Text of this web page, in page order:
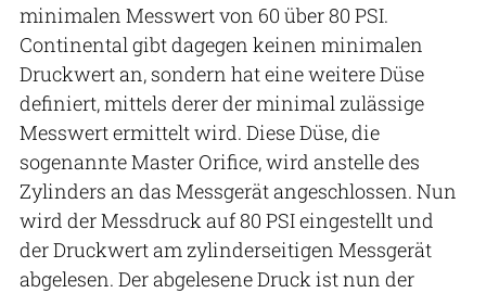
minimalen Messwert von 60 über 80 PSI.
Continental gibt dagegen keinen minimalen
Druckwert an, sondern hat eine weitere Düse
definiert, mittels derer der minimal zulässige
Messwert ermittelt wird. Diese Düse, die
sogenannte Master Orifice, wird anstelle des
Zylinders an das Messgerät angeschlossen. Nun
wird der Messdruck auf 80 PSI eingestellt und
der Druckwert am zylinderseitigen Messgerät
abgelesen. Der abgelesene Druck ist nun der